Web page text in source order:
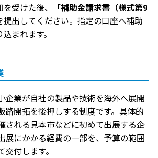
受けた後、
「補助金請求書（様式第9
提出してください。指定の口座へ補助
まれます。
企業が自社の製品や技術を海外へ展開
路開拓を後押しする制度です。具体的
される見本市などに初めて出展する企
展にかかる経費の一部を、予算の範囲
付します。